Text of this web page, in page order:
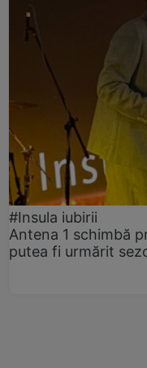
#Insula iubirii
Antena 1 schimbă
putea fi urmărit